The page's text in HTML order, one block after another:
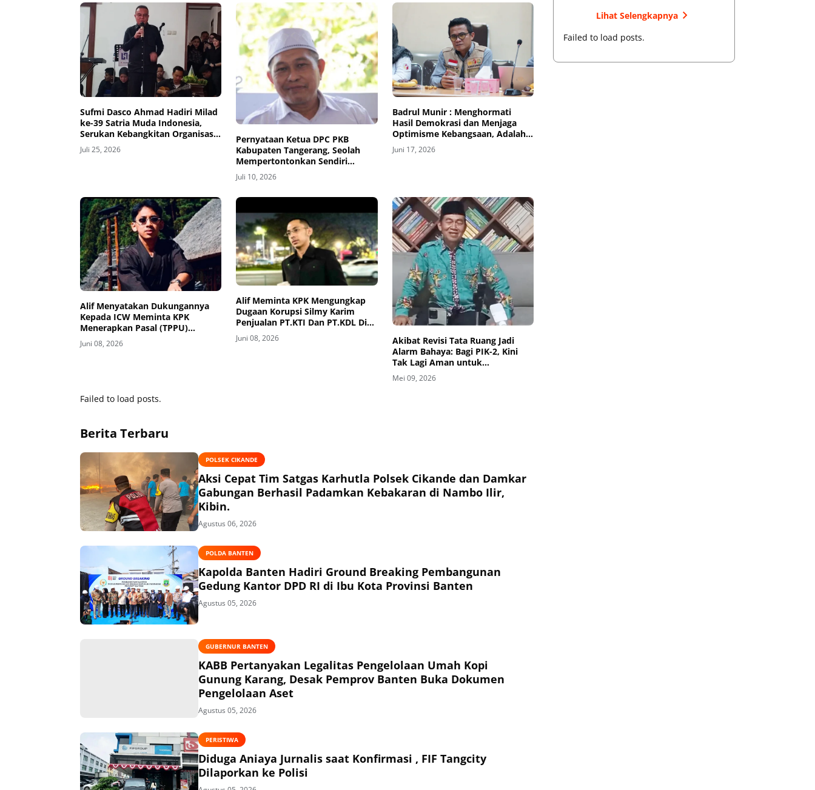
Sufmi Dasco Ahmad Hadiri Milad
ke-39 Satria Muda Indonesia,
Serukan Kebangkitan Organisasi
hingga ke Mancanegara
Juli 25, 2026
Pernyataan Ketua DPC PKB
Kabupaten Tangerang, Seolah
Mempertontonkan Sendiri
Kelemahan DPRD Selama Ini
Juli 10, 2026
Badrul Munir : Menghormati
Hasil Demokrasi dan Menjaga
Optimisme Kebangsaan, Adalah
Tugas Kita Bersama
Juni 17, 2026
Alif Menyatakan Dukungannya
Kepada ICW Meminta KPK
Menerapkan Pasal (TPPU)
Terhadap Silmy Karim
Juni 08, 2026
Alif Meminta KPK Mengungkap
Dugaan Korupsi Silmy Karim
Penjualan PT.KTI Dan PT.KDL Di
Jual 3.25 Trilyun
Juni 08, 2026
Akibat Revisi Tata Ruang Jadi
Alarm Bahaya: Bagi PIK-2, Kini
Tak Lagi Aman untuk
Berkembang
Mei 09, 2026
Failed to load posts.
Berita Terbaru
POLSEK CIKANDE
Aksi Cepat Tim Satgas Karhutla Polsek Cikande dan Damkar
Gabungan Berhasil Padamkan Kebakaran di Nambo Ilir,
Kibin.
Agustus 06, 2026
POLDA BANTEN
Kapolda Banten Hadiri Ground Breaking Pembangunan
Gedung Kantor DPD RI di Ibu Kota Provinsi Banten
Agustus 05, 2026
GUBERNUR BANTEN
KABB Pertanyakan Legalitas Pengelolaan Umah Kopi
Gunung Karang, Desak Pemprov Banten Buka Dokumen
Pengelolaan Aset
Agustus 05, 2026
PERISTIWA
Diduga Aniaya Jurnalis saat Konfirmasi , FIF Tangcity
Dilaporkan ke Polisi
Lihat Selengkapnya
Failed to load posts.